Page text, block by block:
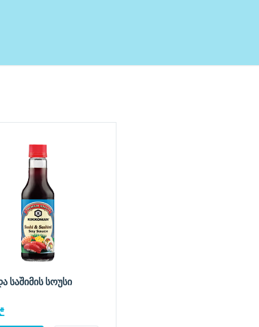
საშიმის სოუსი